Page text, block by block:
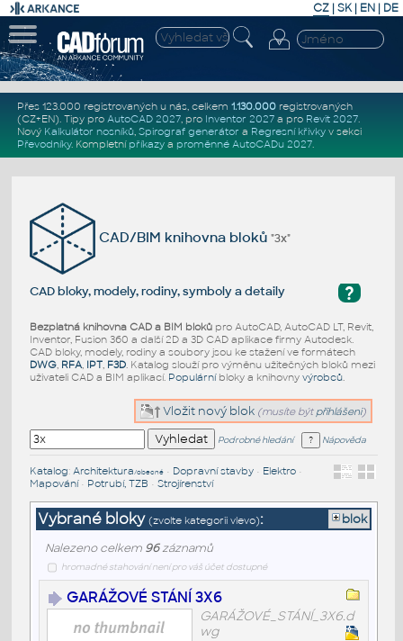
CZ | SK| EN | DE
Přes 123.000 registrovaných u nás, celkem 1.130.000registrovaných
(CZ+EN). Tipy pro AutoCAD 2027, pro Inventor 2027a pro Revit 2027.
Nový Kalkulátor nosníků, Spirograf generátor a Regresní křivkyv sekci
Převodníky. Kompletní příkazya proměnné AutoCADu 2027.
CAD/BIM knihovna bloků"3x"
?
CAD bloky, modely, rodiny, symboly a detaily
Bezplatná knihovna CAD a BIM blokůpro AutoCAD, AutoCAD LT, Revit,
Inventor, Fusion 360 a další 2D a 3D CAD aplikace firmy Autodesk.
CAD bloky, modely, rodiny a soubory jsou ke stažení ve formátech
DWG, RFA, IPT, F3D. Katalog slouží pro výměnu užitečných bloků mezi
uživateli CAD a BIM aplikací. Populárníbloky a knihovny výrobců.
Vložit nový blok (musíte být přihlášeni)
Podrobné hledání Nápověda
Katalog: Architektura/obecné• Dopravní stavby• Elektro•
Mapování• Potrubí, TZB • Strojírenství
Vybrané bloky (zvolte kategorii vlevo): blok
Nalezeno celkem 96záznamů
hromadné stahování není pro váš účet dostupné
GARÁŽOVÉ STÁNÍ 3X6
GARÁŽOVÉ_STÁNÍ_3X6.d
wg